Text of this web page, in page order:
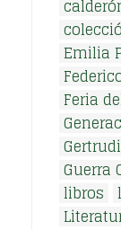
Emilia
Feria
Guerra
libros